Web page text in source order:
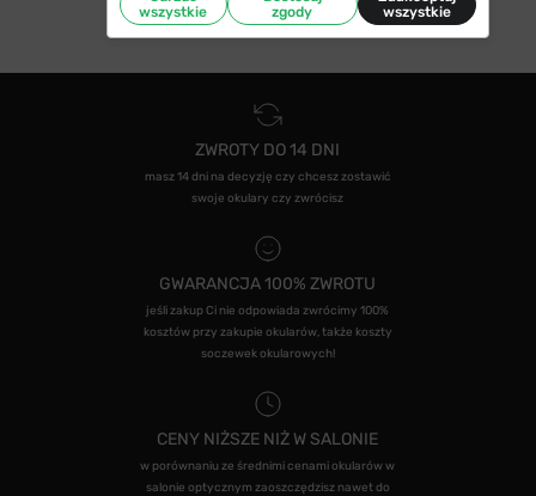
ZWROTY DO 14 DNI
masz 14 dni na decyzję czy chcesz zostawić
swoje okulary czy zwrócisz
GWARANCJA 100% ZWROTU
jeśli zakup Ci nie odpowiada zwrócimy 100%
kosztów przy zakupie okularów, także koszty
soczewek okularowych!
CENY NIŻSZE NIŻ W SALONIE
w porównaniu ze średnimi cenami okularów w
salonie optycznym zaoszczędzisz nawet do
wszystkie
zgody
wszystkie